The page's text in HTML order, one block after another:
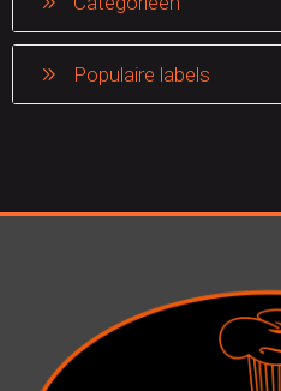
Populaire labels